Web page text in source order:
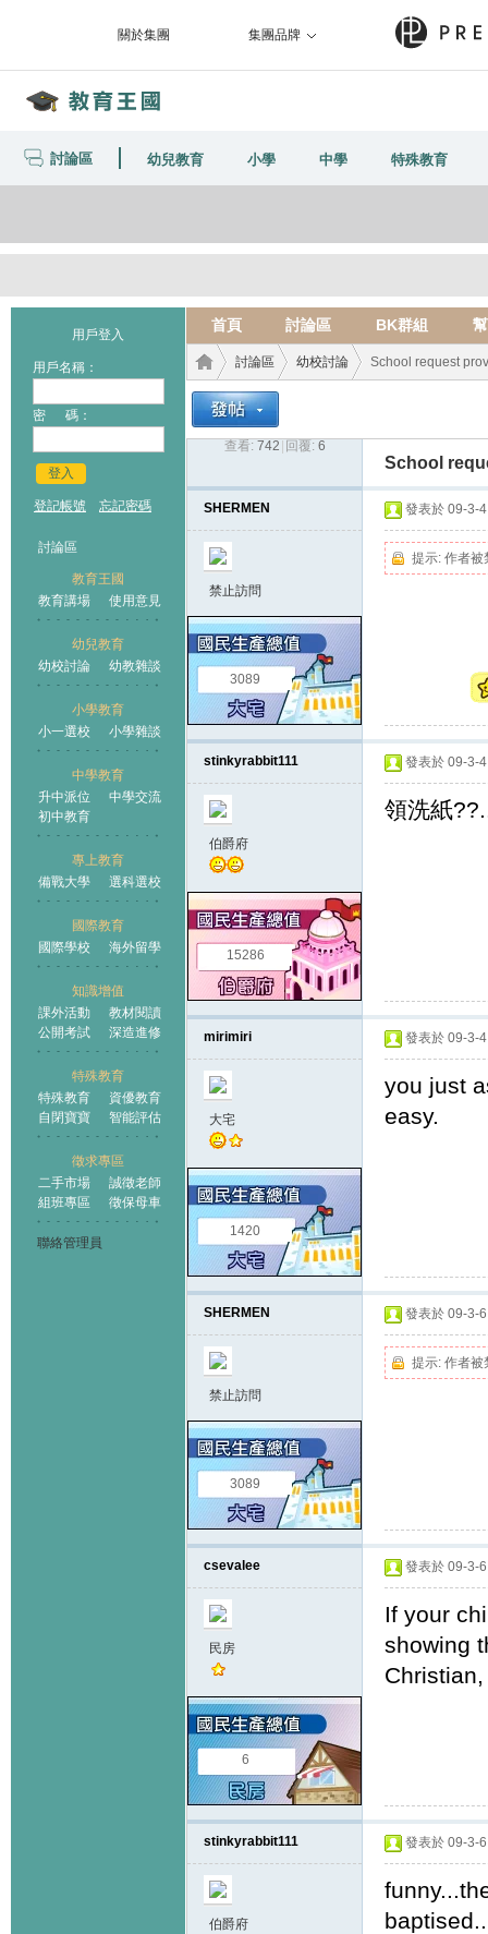
關於集團 集團品牌
討論區 幼兒教育 小學 中學 特殊教育
用戶登入
用戶名稱：
密 碼：
登入
登記帳號 忘記密碼
討論區
教育王國
教育講場
使用意見
幼兒教育
幼校討論
幼教雜談
小學教育
小一選校
小學雜談
中學教育
升中派位
中學交流
初中教育
專上教育
備戰大學
選科選校
國際教育
國際學校
海外留學
知識增值
課外活動
教材閱讀
公開考試
深造進修
特殊教育
特殊教育
資優教育
自閉寶寶
智能評估
徵求專區
二手市場
誠徵老師
組班專區
徵保母車
聯絡管理員
首頁 討論區 BK群組
王國
討論區
›
幼校討論 School request
查看: 742 回覆: 6
School
SHERMEN
禁止訪問
3089
發表於 09-3-
提示: 作者被
stinkyrabbit111
伯爵府
15286
發表於 09-3-
領洗紙
mirimiri
大宅
1420
發表於 09-3-
you just
easy.
SHERMEN
禁止訪問
3089
發表於 09-3-
提示: 作者被
csevalee
民房
6
發表於 09-3-
If your
showing
stinkyrabbit111
伯爵府
發表於 09-3-